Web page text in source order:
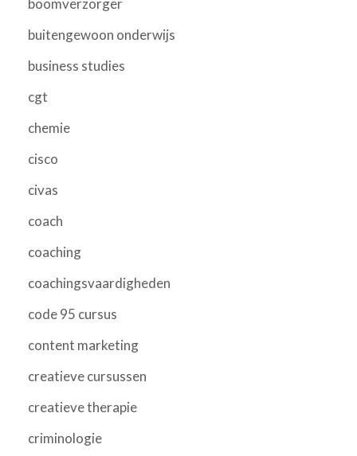
buitengewoon onderwijs
business studies
cgt
chemie
cisco
civas
coach
coaching
coachingsvaardigheden
code 95 cursus
content marketing
creatieve cursussen
creatieve therapie
criminologie